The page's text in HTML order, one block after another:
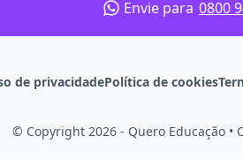
Envie para 0800
de privacidadePolítica de cookies
© Copyright 2026 - Quero Educação •